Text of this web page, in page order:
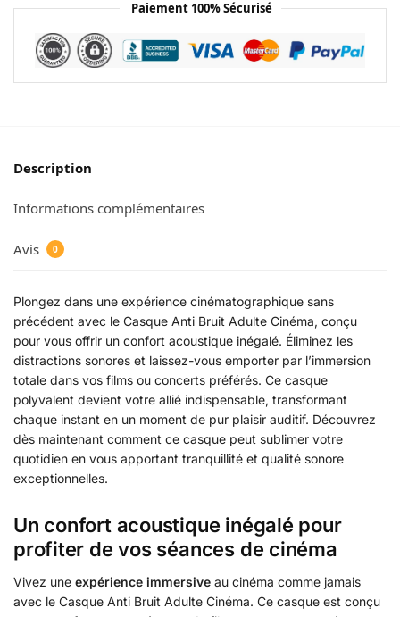
Paiement 100% Sécurisé
Description
Informations complémentaires
Avis 0
Plongez dans une expérience cinématographique sans
précédent avec le Casque Anti Bruit Adulte Cinéma, conçu
pour vous offrir un confort acoustique inégalé. Éliminez les
distractions sonores et laissez-vous emporter par l’immersion
totale dans vos films ou concerts préférés. Ce casque
polyvalent devient votre allié indispensable, transformant
chaque instant en un moment de pur plaisir auditif. Découvrez
dès maintenant comment ce casque peut sublimer votre
quotidien en vous apportant tranquillité et qualité sonore
exceptionnelles.
Un confort acoustique inégalé pour
profiter de vos séances de cinéma
Vivez une expérience immersive au cinéma comme jamais
avec le Casque Anti Bruit Adulte Cinéma. Ce casque est conçu